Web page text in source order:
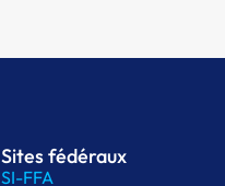
Sites fédéraux
SI-FFA